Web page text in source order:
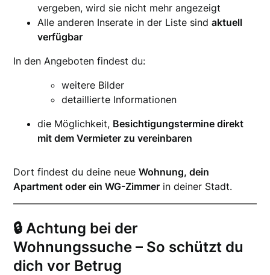
vergeben, wird sie nicht mehr angezeigt
Alle anderen Inserate in der Liste sindaktuell
verfügbar
In den Angeboten findest du:
weitere Bilder
detaillierte Informationen
die Möglichkeit, Besichtigungstermine direkt
mit dem Vermieter zu vereinbaren
Dort findest du deine neueWohnung, dein
Apartment oder ein WG-Zimmer in deiner Stadt.
🔒 Achtung bei der
Wohnungssuche – So schützt du
dich vor Betrug